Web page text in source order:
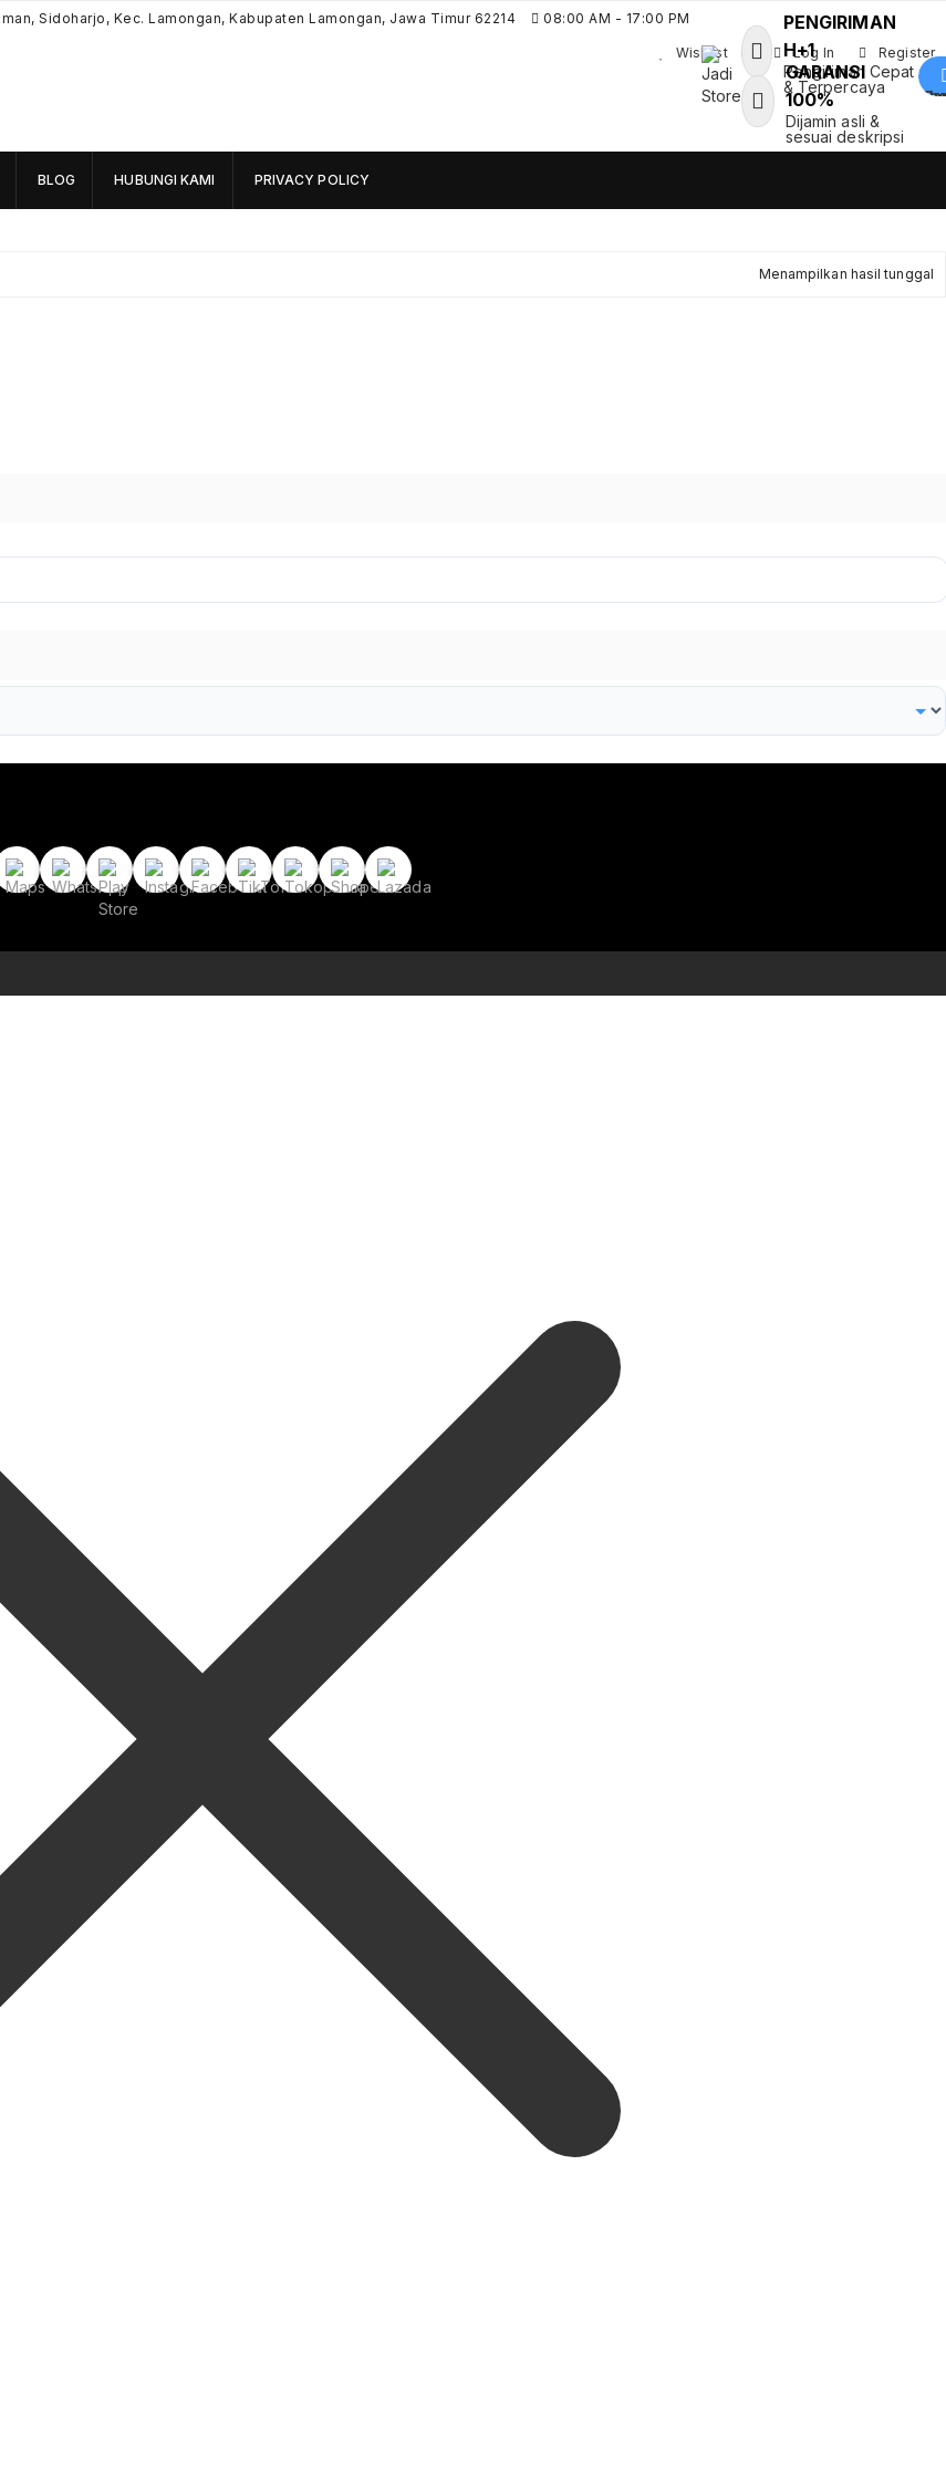
Sidoharjo, Kec. Lamongan, Kabupaten Lamongan, Jawa Timur 62214 08:00 AM - 17:00 PM
Wishlist Log In Register
Jadi Store
Pusat Aksesoris HP, Komputer &
Produk Unik di Lamongan
PENGIRIMAN
H+1
Pengiriman Cepat
& Terpercaya
GARANSI
100%
Dijamin asli &
sesuai deskripsi
BLOG HUBUNGI KAMI PRIVACY POLICY
Menampilkan hasil tunggal